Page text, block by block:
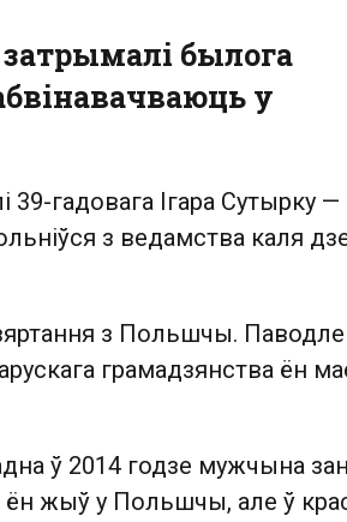
былога
у
39-гадовага Ігара Сутырку —
з ведамства каля
з Польшчы. Паводле
грамадзянства ён
ў 2014 годзе мужчына
жыў у Польшчы, але ў